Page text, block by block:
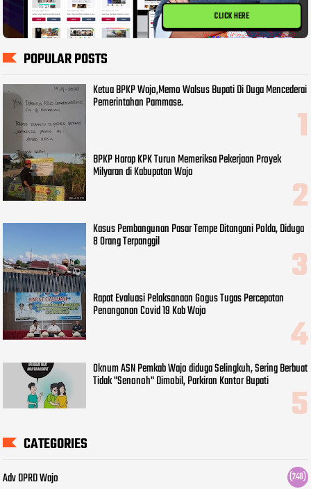
CLICK HERE
POPULAR POSTS
Ketua BPKP Wajo,Memo Walsus Bupati Di Duga Mencederai
Pemerintahan Pammase.
BPKP Harap KPK Turun Memeriksa Pekerjaan Proyek
Milyaran di Kabupatan Wajo
Kasus Pembangunan Pasar Tempe Ditangani Polda, Diduga
8 Orang Terpanggil
Rapat Evaluasi Pelaksanaan Gogus Tugas Percepatan
Penanganan Covid 19 Kab Wajo
Oknum ASN Pemkab Wajo diduga Selingkuh, Sering Berbuat
Tidak "Senonoh" Dimobil, Parkiran Kantor Bupati
CATEGORIES
Adv DPRD Wajo (248)